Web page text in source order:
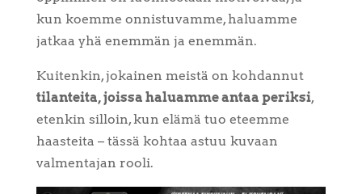
kun koemme onnistuvamme, haluamme
jatkaa yhä enemmän ja enemmän.
Kuitenkin, jokainen meistä on kohdannut
tilanteita, joissa haluamme antaa periksi,
etenkin silloin, kun elämä tuo eteemme
haasteita – tässä kohtaa astuu kuvaan
valmentajan rooli.